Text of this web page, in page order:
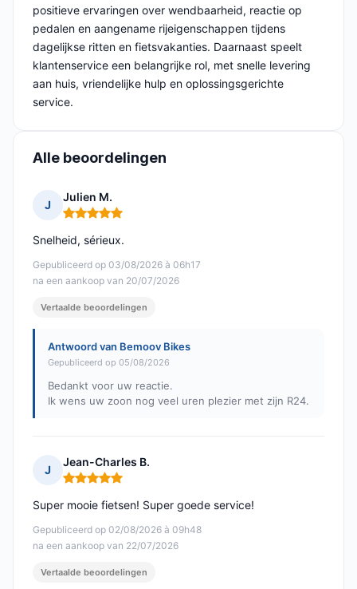
positieve ervaringen over wendbaarheid, reactie op
pedalen en aangename rijeigenschappen tijdens
dagelijkse ritten en fietsvakanties. Daarnaast speelt
klantenservice een belangrijke rol, met snelle levering
aan huis, vriendelijke hulp en oplossingsgerichte
service.
Alle beoordelingen
J
Julien M.
Opmerking: 5 van 5
Gepubliceerd op 03/08/2026 à 06h17
na een aankoop van 20/07/2026
Snelheid, sérieux.
Vertaalde beoordelingen
Antwoord van Bemoov Bikes
Gepubliceerd op 05/08/2026
Bedankt voor uw reactie.
Ik wens uw zoon nog veel uren plezier met zijn R24.
J
Jean-Charles B.
Opmerking: 5 van 5
Gepubliceerd op 02/08/2026 à 09h48
na een aankoop van 22/07/2026
Super mooie fietsen! Super goede service!
Vertaalde beoordelingen